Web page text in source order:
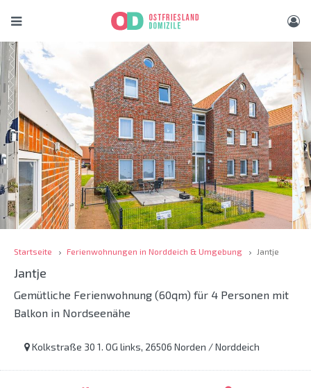
Startseite Ferienwohnungen in Norddeich & Umgebung Jantje
Jantje
Gemütliche Ferienwohnung (60qm) für 4 Personen mit
Balkon in Nordseenähe
Kolkstraße 30 1. OG links, 26506 Norden / Norddeich